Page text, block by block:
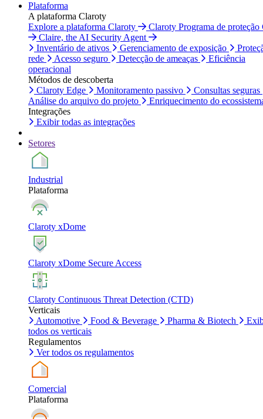
Plataforma
A plataforma Claroty
Explore a plataforma Claroty
Claroty Programa de proteção
Claire, the AI Security Agent
Inventário de ativos
Gerenciamento de exposição
rede
Acesso seguro Detecção de ameaças
Eficiência
operacional
Métodos de descoberta
Claroty Edge
Monitoramento passivo
Consultas seguras
Análise do arquivo do projeto
Enriquecimento do
Integrações
Exibir todas as integrações
Setores
Industrial
Plataforma
Claroty xDome
Claroty xDome Secure Access
Claroty Continuous Threat Detection (CTD)
Verticais
Automotive
Food & Beverage Pharma & Biotech
todos os verticais
Regulamentos
Ver todos os regulamentos
Comercial
Plataforma